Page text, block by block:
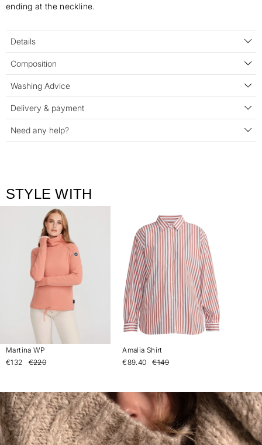
ending at the neckline.
Details
Composition
Washing Advice
Delivery & payment
Need any help?
STYLE WITH
Martina WP
€132
€220
Amalia Shirt
€89.40
€149